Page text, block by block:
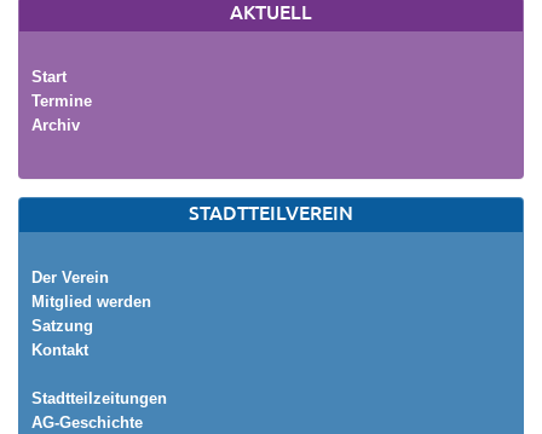
AKTUELL
Start
Termine
Archiv
STADTTEILVEREIN
Der Verein
Mitglied werden
Satzung
Kontakt
Stadtteilzeitungen
AG-Geschichte